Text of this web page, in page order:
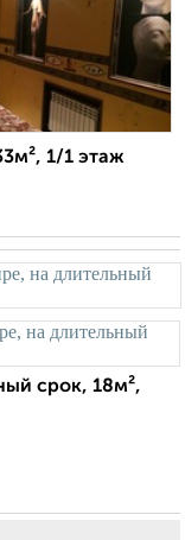
1/1 этаж
срок, 18м²,